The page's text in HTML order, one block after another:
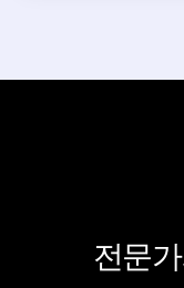
전문